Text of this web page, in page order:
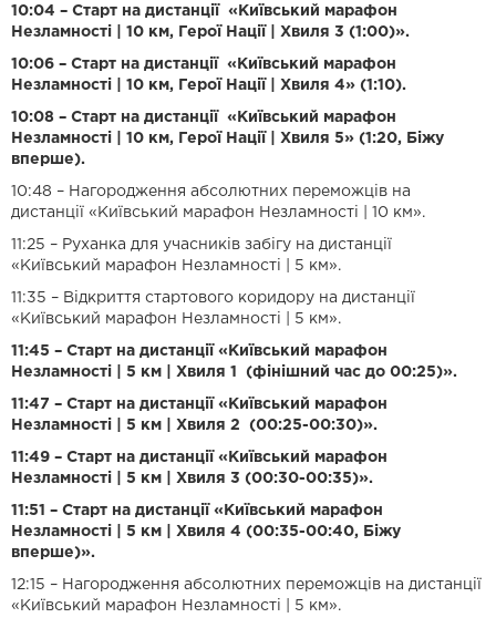
10:04 – Старт на дистанції «Київський марафон
Незламності | 10 км, Герої Нації | Хвиля 3 (1:00)».
10:06 – Старт на дистанції «Київський марафон
Незламності | 10 км, Герої Нації | Хвиля 4» (1:10).
10:08 – Старт на дистанції «Київський марафон
Незламності | 10 км, Герої Нації | Хвиля 5» (1:20, Біжу
вперше).
10:48 – Нагородження абсолютних переможців на
дистанції «Київський марафон Незламності | 10 км».
11:25 – Руханка для учасників забігу на дистанції
«Київський марафон Незламності | 5 км».
11:35 – Відкриття стартового коридору на дистанції
«Київський марафон Незламності | 5 км».
11:45 – Старт на дистанції «Київський марафон
Незламності | 5 км | Хвиля 1 (фінішний час до 00:25)».
11:47 – Старт на дистанції «Київський марафон
Незламності | 5 км | Хвиля 2 (00:25-00:30)».
11:49 – Старт на дистанції «Київський марафон
Незламності | 5 км | Хвиля 3 (00:30-00:35)».
11:51 – Старт на дистанції «Київський марафон
Незламності | 5 км | Хвиля 4 (00:35-00:40, Біжу
вперше)».
12:15 – Нагородження абсолютних переможців на дистанції
«Київський марафон Незламності | 5 км».